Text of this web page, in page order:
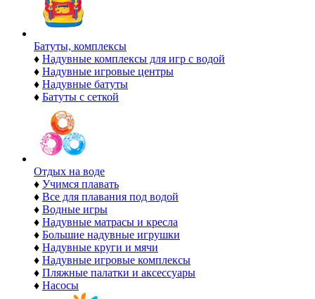
Батуты, комплексы
♦ Надувные комплексы для игр с водой
♦ Надувные игровые центры
♦ Надувные батуты
♦ Батуты с сеткой
Отдых на воде
♦ Учимся плавать
♦ Все для плавания под водой
♦ Водные игры
♦ Надувные матрасы и кресла
♦ Большие надувные игрушки
♦ Надувные круги и мячи
♦ Надувные игровые комплексы
♦ Пляжные палатки и аксессуары
♦ Насосы